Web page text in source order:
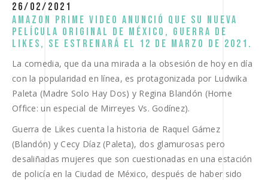
26/02/2021
amazon prime video anunció que su nueva
película original de méxico, guerra de
likes, se estrenará el 12 de marzo de 2021.
La comedia, que da una mirada a la obsesión de hoy en día
con la popularidad en línea, es protagonizada por Ludwika
Paleta (Madre Solo Hay Dos) y Regina Blandón (Home
Office: un especial de Mirreyes Vs. Godínez).
Guerra de Likes cuenta la historia de Raquel Gámez
(Blandón) y Cecy Díaz (Paleta), dos glamurosas pero
desaliñadas mujeres que son cuestionadas en una estación
de policía en la Ciudad de México, después de haber sido